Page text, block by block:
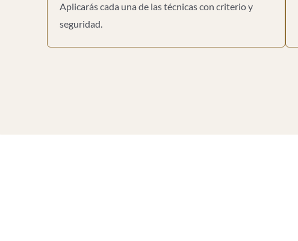
Aplicarás cada una de las técnicas con criterio y
seguridad.